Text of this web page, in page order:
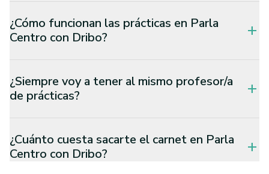
¿Cómo funcionan las prácticas en Parla
Centro con Dribo?
add
¿Siempre voy a tener al mismo profesor/a
de prácticas?
add
¿Cuánto cuesta sacarte el carnet en Parla
Centro con Dribo?
add